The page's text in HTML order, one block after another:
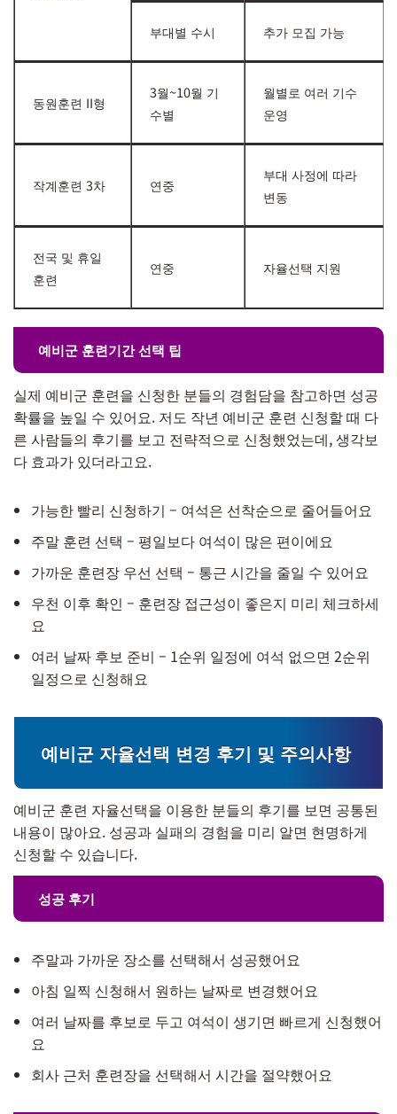
부대별 수시 추가 모집 가능
동원훈련 II형
3월~10월 기
수별
월별로 여러 기수
운영
작계훈련 3차 연중
부대 사정에 따라
변동
전국 및 휴일
훈련
연중 자율선택 지원
예비군 훈련기간 선택 팁
실제 예비군 훈련을 신청한 분들의 경험담을 참고하면 성공
확률을 높일 수 있어요. 저도 작년 예비군 훈련 신청할 때 다
른 사람들의 후기를 보고 전략적으로 신청했었는데, 생각보
다 효과가 있더라고요.
가능한 빨리 신청하기 – 여석은 선착순으로 줄어들어요
주말 훈련 선택 – 평일보다 여석이 많은 편이에요
가까운 훈련장 우선 선택 – 통근 시간을 줄일 수 있어요
우천 이후 확인 – 훈련장 접근성이 좋은지 미리 체크하세
요
여러 날짜 후보 준비 – 1순위 일정에 여석 없으면 2순위
일정으로 신청해요
예비군 자율선택 변경 후기 및 주의사항
예비군 훈련 자율선택을 이용한 분들의 후기를 보면 공통된
내용이 많아요. 성공과 실패의 경험을 미리 알면 현명하게
신청할 수 있습니다.
성공 후기
주말과 가까운 장소를 선택해서 성공했어요
아침 일찍 신청해서 원하는 날짜로 변경했어요
여러 날짜를 후보로 두고 여석이 생기면 빠르게 신청했어
요
회사 근처 훈련장을 선택해서 시간을 절약했어요